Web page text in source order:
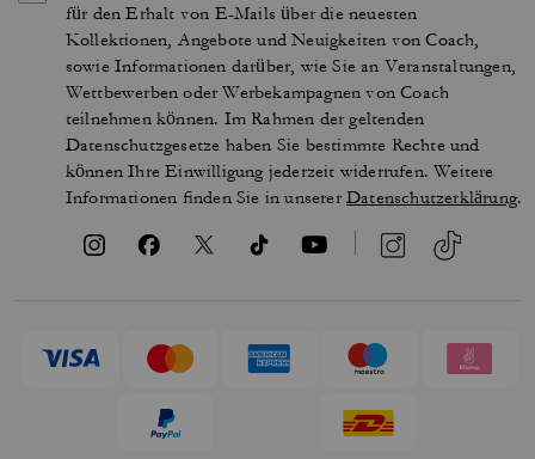
für den Erhalt von E-Mails über die neuesten
Kollektionen, Angebote und Neuigkeiten von Coach,
sowie Informationen darüber, wie Sie an Veranstaltungen,
Wettbewerben oder Werbekampagnen von Coach
teilnehmen können. Im Rahmen der geltenden
Datenschutzgesetze haben Sie bestimmte Rechte und
können Ihre Einwilligung jederzeit widerrufen. Weitere
Informationen finden Sie in unsererDatenschutzerklärung.